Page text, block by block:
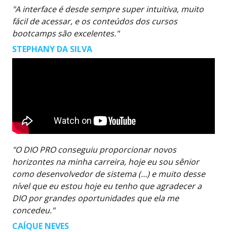
"A interface é desde sempre super intuitiva, muito
fácil de acessar, e os conteúdos dos cursos
bootcamps são excelentes."
STEPHANY DA SILVA
"O DIO PRO conseguiu proporcionar novos
horizontes na minha carreira, hoje eu sou sênior
como desenvolvedor de sistema (…) e muito desse
nível que eu estou hoje eu tenho que agradecer a
DIO por grandes oportunidades que ela me
concedeu."
CAÍQUE NEVES